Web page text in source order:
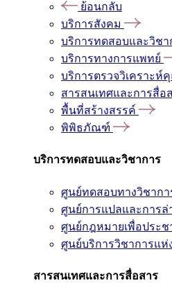
ย้อนกลับ
บริการสังคม
บริการทดสอบและวิชา
บริการทางการแพทย์
บริการตรวจวิเคราะห์
สารสนเทศและการสื่อ
พื้นที่สร้างสรรค์
พิพิธภัณฑ์
บริการทดสอบและวิชาการ
ศูนย์ทดสอบทางวิชากา
ศูนย์การแปลและการล่
ศูนย์กฎหมายเพื่อประ
ศูนย์บริการวิชาการแ
สารสนเทศและการสื่อสาร